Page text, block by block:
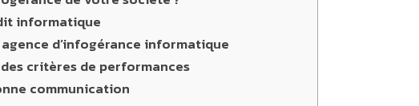
informatique
d’infogérance informatique
critères de performances
communication